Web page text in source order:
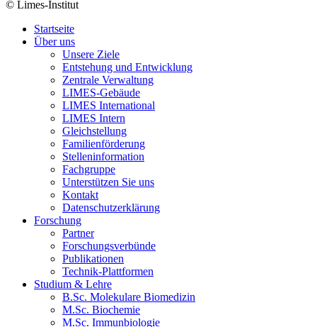
© Limes-Institut
Startseite
Über uns
Unsere Ziele
Entstehung und Entwicklung
Zentrale Verwaltung
LIMES-Gebäude
LIMES International
LIMES Intern
Gleichstellung
Familienförderung
Stelleninformation
Fachgruppe
Unterstützen Sie uns
Kontakt
Datenschutzerklärung
Forschung
Partner
Forschungsverbünde
Publikationen
Technik-Plattformen
Studium & Lehre
B.Sc. Molekulare Biomedizin
M.Sc. Biochemie
M.Sc. Immunbiologie